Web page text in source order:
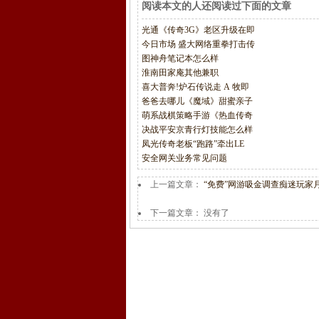
阅读本文的人还阅读过下面的文章
光通《传奇3G》老区升级在即
今日市场 盛大网络重拳打击传
图神舟笔记本怎么样
淮南田家庵其他兼职
喜大普奔!炉石传说走 A 牧即
爸爸去哪儿《魔域》甜蜜亲子
萌系战棋策略手游《热血传奇
决战平安京青行灯技能怎么样
凤光传奇老板“跑路”牵出LE
安全网关业务常见问题
上一篇文章： “免费”网游吸金调查痴迷玩家
下一篇文章： 没有了